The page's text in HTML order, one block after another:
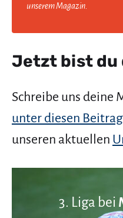
unserem Magazin.
Jetzt bist du
Schreibe uns deine
unter diesen Beitrag
unseren aktuellen
3. Liga bei